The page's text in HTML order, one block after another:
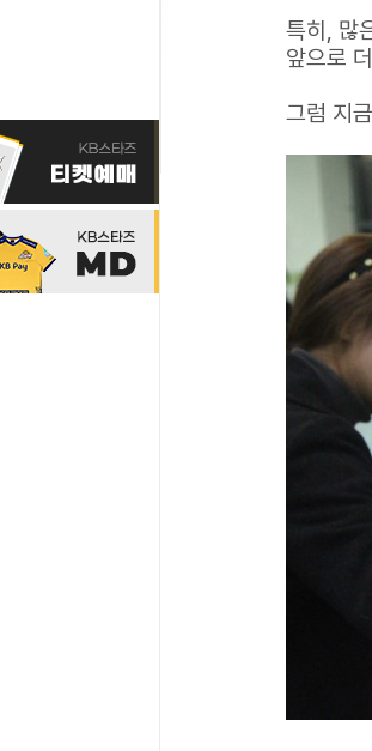
특히, 많
앞으로
그럼 지